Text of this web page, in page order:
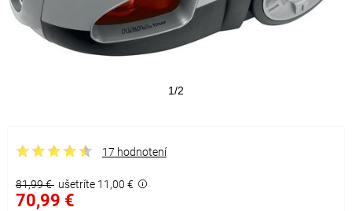
1/2
17 hodnotení
81,99 € ušetríte 11,00 €
70,99 €